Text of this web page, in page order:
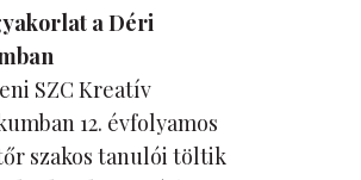
a Déri
SZC Kreatív
12. évfolyamos
szakos tanulói töltik